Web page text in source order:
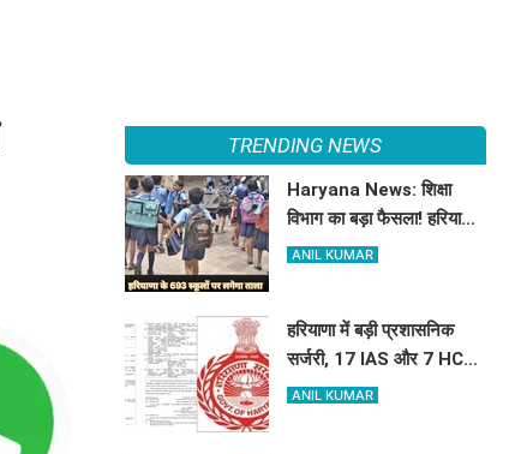
TRENDING NEWS
Haryana News: शिक्षा
विभाग का बड़ा फैसला! हरियाणा
में बंद होंगे 693 स्कूल, जाने क्या
ANIL KUMAR
हरियाणा में बड़ी प्रशासनिक
सर्जरी, 17 IAS और 7 HCS
अधिकारियों का हुआ तबादला,
ANIL KUMAR